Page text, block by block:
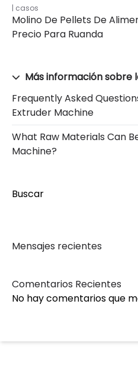
casos
Molino De Pellets De
Precio Para Ruanda
Más información sobre
Frequently Asked
Extruder Machine
What Raw Materials Can
Machine?
Buscar
Mensajes recientes
Comentarios Recientes
No hay comentarios que